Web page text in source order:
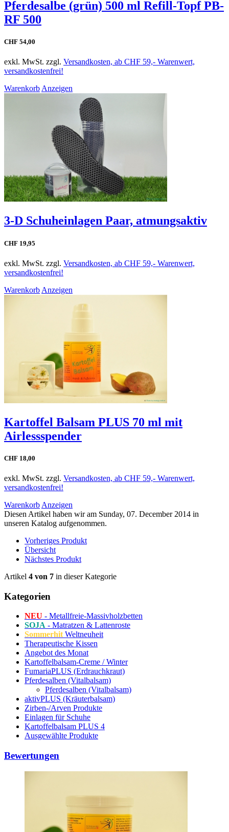
Pferdesalbe (grün) 500 ml Refill-Topf PB-
RF 500
CHF 54,00
exkl. MwSt. zzgl. Versandkosten, ab CHF 59,- Warenwert,
versandkostenfrei!
WarenkorbAnzeigen
3-D Schuheinlagen Paar, atmungsaktiv
CHF 19,95
exkl. MwSt. zzgl. Versandkosten, ab CHF 59,- Warenwert,
versandkostenfrei!
Warenkorb Anzeigen
Kartoffel Balsam PLUS 70 ml mit
Airlessspender
CHF 18,00
exkl. MwSt. zzgl. Versandkosten, ab CHF 59,- Warenwert,
versandkostenfrei!
Warenkorb Anzeigen
Diesen Artikel haben wir am Sunday, 07. December 2014 in
unseren Katalog aufgenommen.
Vorheriges Produkt
Übersicht
Nächstes Produkt
Artikel 4 von 7 in dieser Kategorie
Kategorien
NEU - Metallfreie-Massivholzbetten
SOJA - Matratzen & Lattenroste
SommerhitWeltneuheit
Therapeutische Kissen
Angebot des Monat
Kartoffelbalsam-Creme / Winter
FumariaPLUS (Erdrauchkraut)
Pferdesalben (Vitalbalsam)
Pferdesalben (Vitalbalsam)
aktivPLUS (Kräuterbalsam)
Zirben-/Arven Produkte
Einlagen für Schuhe
Kartoffelbalsam PLUS 4
Ausgewählte Produkte
Bewertungen